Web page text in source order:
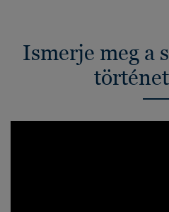
Ismerje meg a